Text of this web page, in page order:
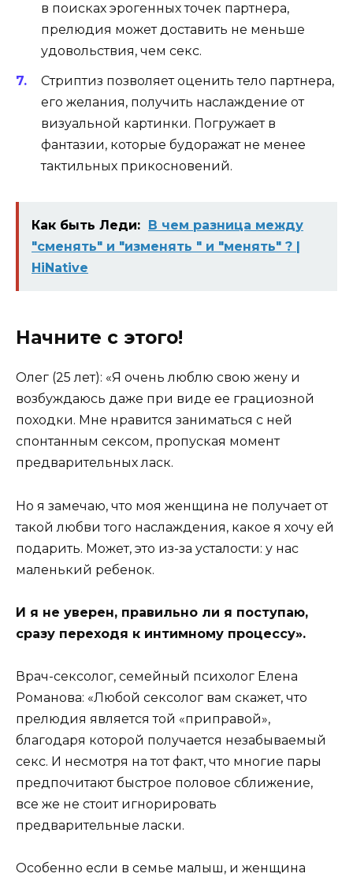
в поисках эрогенных точек партнера,
прелюдия может доставить не меньше
удовольствия, чем секс.
Стриптиз позволяет оценить тело партнера,
его желания, получить наслаждение от
визуальной картинки. Погружает в
фантазии, которые будоражат не менее
тактильных прикосновений.
Как быть Леди:
В чем разница между
"сменять" и "изменять " и "менять" ? |
HiNative
Начните с этого!
Олег (25 лет): «Я очень люблю свою жену и
возбуждаюсь даже при виде ее грациозной
походки. Мне нравится заниматься с ней
спонтанным сексом, пропуская момент
предварительных ласк.
Но я замечаю, что моя женщина не получает от
такой любви того наслаждения, какое я хочу ей
подарить. Может, это из-за усталости: у нас
маленький ребенок.
И я не уверен, правильно ли я поступаю,
сразу переходя к интимному процессу».
Врач-сексолог, семейный психолог Елена
Романова: «Любой сексолог вам скажет, что
прелюдия является той «приправой»,
благодаря которой получается незабываемый
секс. И несмотря на тот факт, что многие пары
предпочитают быстрое половое сближение,
все же не стоит игнорировать
предварительные ласки.
Особенно если в семье малыш, и женщина